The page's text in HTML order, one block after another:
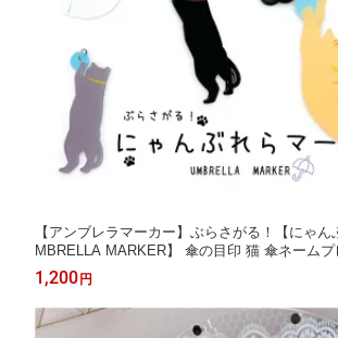
【アンブレラマーカー】ぶらさがる！【にゃ
MBRELLA MARKER】 傘の目印 猫 傘ネームプ
リー 雨傘・日傘どっちにも！
1,200 円